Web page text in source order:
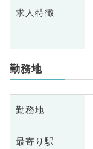
求人特徴
勤務地
勤務地
最寄り駅